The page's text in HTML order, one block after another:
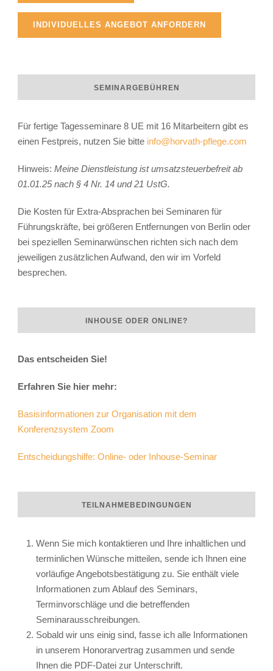
INDIVIDUELLES ANGEBOT ANFORDERN
SEMINARGEBÜHREN
Für fertige Tagesseminare 8 UE mit 16 Mitarbeitern gibt es
einen Festpreis, nutzen Sie bitte info@horvath-pflege.com
Hinweis: Meine Dienstleistung ist umsatzsteuerbefreit ab
01.01.25 nach § 4 Nr. 14 und 21 UstG.
Die Kosten für Extra-Absprachen bei Seminaren für
Führungskräfte, bei größeren Entfernungen von Berlin oder
bei speziellen Seminarwünschen richten sich nach dem
jeweiligen zusätzlichen Aufwand, den wir im Vorfeld
besprechen.
INHOUSE ODER ONLINE?
Das entscheiden Sie!
Erfahren Sie hier mehr:
Basisinformationen zur Organisation mit dem
Konferenzsystem Zoom
Entscheidungshilfe: Online- oder Inhouse-Seminar
TEILNAHMEBEDINGUNGEN
Wenn Sie mich kontaktieren und Ihre inhaltlichen und
terminlichen Wünsche mitteilen, sende ich Ihnen eine
vorläufige Angebotsbestätigung zu. Sie enthält viele
Informationen zum Ablauf des Seminars,
Terminvorschläge und die betreffenden
Seminarausschreibungen.
Sobald wir uns einig sind, fasse ich alle Informationen
in unserem Honorarvertrag zusammen und sende
Ihnen die PDF-Datei zur Unterschrift.